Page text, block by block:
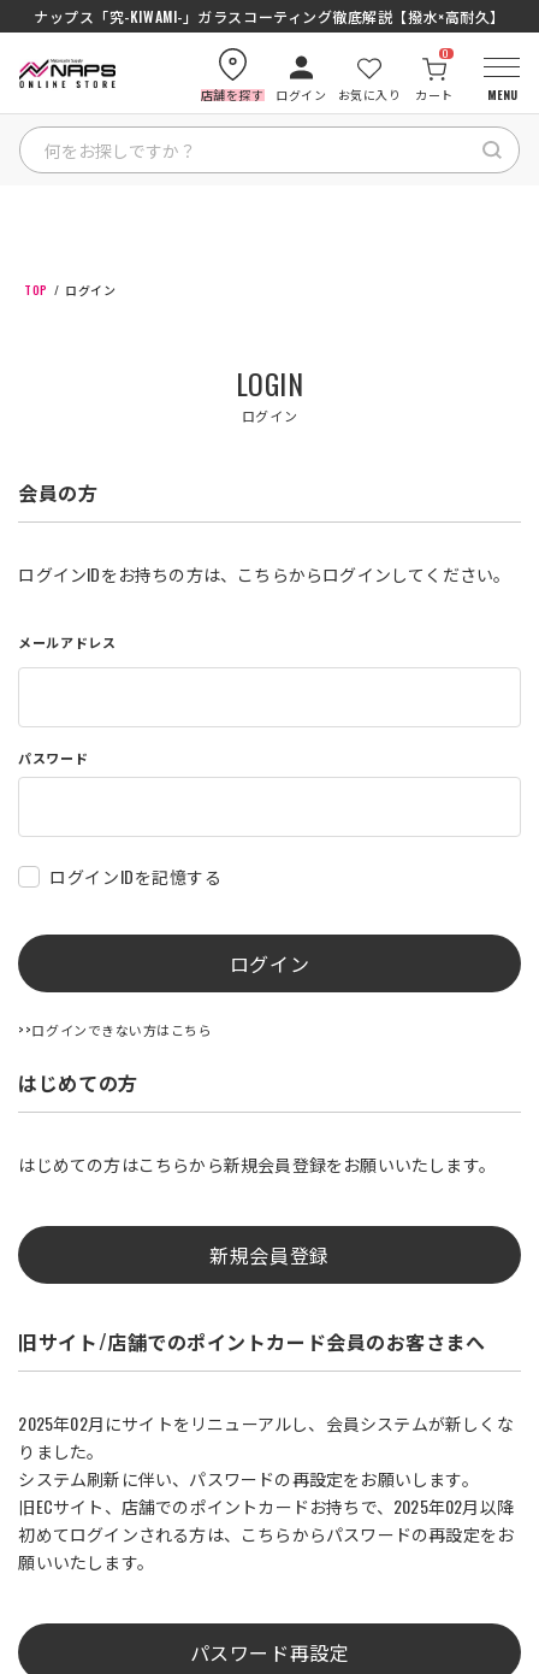
ナップス「究-KIWAMI-」ガラスコーティング徹底解説【撥水×高耐久】
店舗を探す ログイン お気に入り カート
0
MENU
カテゴリから探す
ナップスメンバーズ
店舗を探す
コーポレートサイト
利用規約
商品レビュー利用規約
プライバシーポリシー
TOP ログイン
LOGIN
ログイン
会員の方
ログインIDをお持ちの方は、こちらからログインしてください。
メールアドレス
パスワード
ログインIDを記憶する
ログイン
>>ログインできない方はこちら
はじめての方
はじめての方はこちらから新規会員登録をお願いいたします。
新規会員登録
旧サイト/店舗でのポイントカード会員のお客さまへ
2025年02月にサイトをリニューアルし、会員システムが新しくな
りました。
システム刷新に伴い、パスワードの再設定をお願いします。
旧ECサイト、店舗でのポイントカードお持ちで、2025年02月以降
初めてログインされる方は、こちらからパスワードの再設定をお
願いいたします。
パスワード再設定